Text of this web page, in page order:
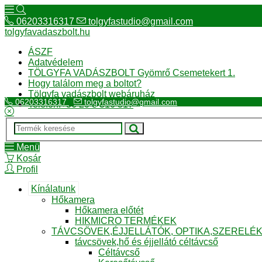
06203316317
tolgyfastudio@gmail.com
tolgyfavadaszbolt.hu
ÁSZF
Adatvédelem
TÖLGYFA VADÁSZBOLT Gyömrő Csemetekert 1.
Hogy találom meg a boltot?
Tölgyfa vadászbolt webáruház
Telefon:+36 20 3 316 317
06203316317 tolgyfastudio@gmail.com
Menü
Kosár
Profil
Kínálatunk
Hőkamera
Hőkamera előtét
HIKMICRO TERMÉKEK
TÁVCSÖVEK,ÉJJELLÁTÓK,
távcsövek,hő és éjjellátó céltávcső
Céltávcső